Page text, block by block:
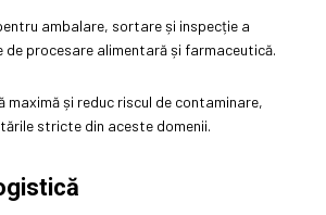
ambalare, sortare și inspecție a
de procesare alimentară și farmaceutică.
maximă și reduc riscul de contaminare,
stricte din aceste domenii.